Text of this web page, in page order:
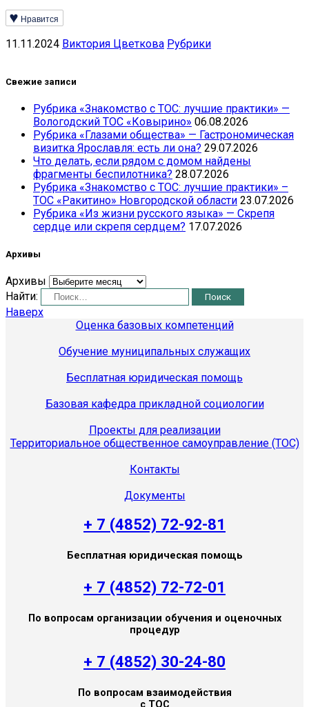
Нравится
11.11.2024 Виктория Цветкова Рубрики
Свежие записи
Рубрика «Знакомство с ТОС: лучшие практики» —
Вологодский ТОС «Ковырино» 06.08.2026
Рубрика «Глазами общества» — Гастрономическая
визитка Ярославля: есть ли она? 29.07.2026
Что делать, если рядом с домом найдены
фрагменты беспилотника? 28.07.2026
Рубрика «Знакомство с ТОС: лучшие практики» –
ТОС «Ракитино» Новгородской области 23.07.2026
Рубрика «Из жизни русского языка» — Скрепя
сердце или скрепя сердцем? 17.07.2026
Архивы
Архивы
Найти:
Наверх
Оценка базовых компетенций
Обучение муниципальных служащих
Бесплатная юридическая помощь
Базовая кафедра прикладной социологии
Проекты для реализации
Территориальное общественное самоуправление (ТОС)
Контакты
Документы
+ 7 (4852) 72-92-81
Бесплатная юридическая помощь
+ 7 (4852) 72-72-01
По вопросам организации обучения и оценочных
процедур
+ 7 (4852) 30-24-80
По вопросам взаимодействия
с ТОС